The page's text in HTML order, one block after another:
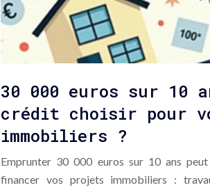
30 000 euros sur 10
crédit choisir pour
immobiliers ?
Emprunter 30 000 euros sur 10 ans
financer vos projets immobiliers :